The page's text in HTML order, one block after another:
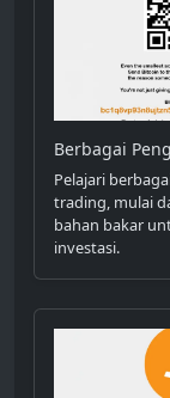
Berbagai
Pelajari
trading, mulai
bahan bakar
investasi.